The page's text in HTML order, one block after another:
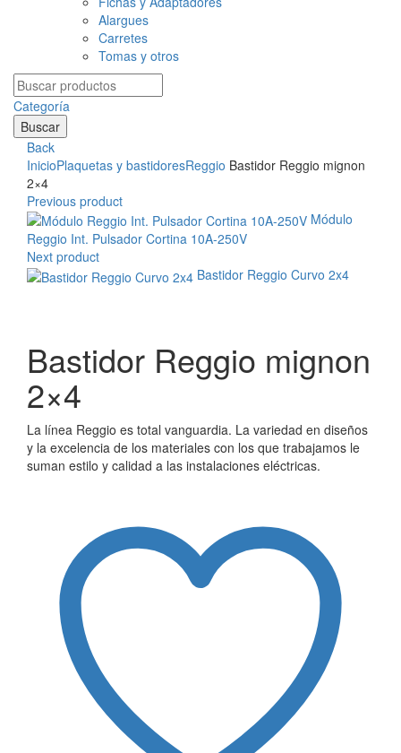
Alargues
Carretes
Tomas y otros
Search
for:
Categoría
Buscar
Back
InicioPlaquetas y bastidoresReggio Bastidor Reggio mignon
2×4
Previous product
Módulo
Reggio Int. Pulsador Cortina 10A-250V
Next product
Bastidor Reggio Curvo 2x4
Bastidor Reggio mignon
2×4
La línea Reggio es total vanguardia. La variedad en diseños
y la excelencia de los materiales con los que trabajamos le
suman estilo y calidad a las instalaciones eléctricas.